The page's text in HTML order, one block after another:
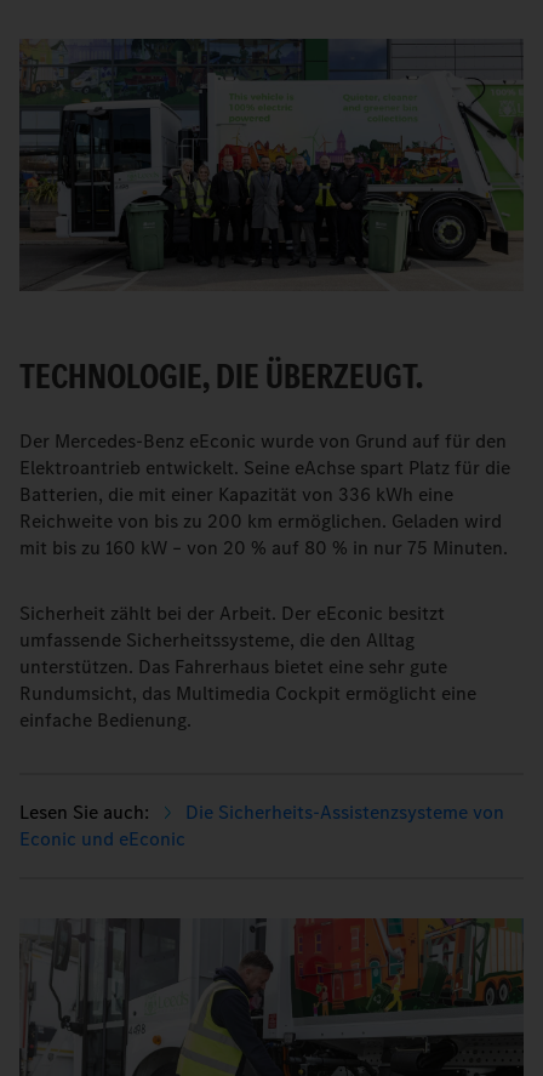
TECHNOLOGIE, DIE ÜBERZEUGT.
Der Mercedes-Benz eEconic wurde von Grund auf für den
Elektroantrieb entwickelt. Seine eAchse spart Platz für die
Batterien, die mit einer Kapazität von 336 kWh eine
Reichweite von bis zu 200 km ermöglichen. Geladen wird
mit bis zu 160 kW – von 20 % auf 80 % in nur 75 Minuten.
Sicherheit zählt bei der Arbeit. Der eEconic besitzt
umfassende Sicherheitssysteme, die den Alltag
unterstützen. Das Fahrerhaus bietet eine sehr gute
Rundumsicht, das Multimedia Cockpit ermöglicht eine
einfache Bedienung.
Die Sicherheits-Assistenzsysteme von
Econic und eEconic